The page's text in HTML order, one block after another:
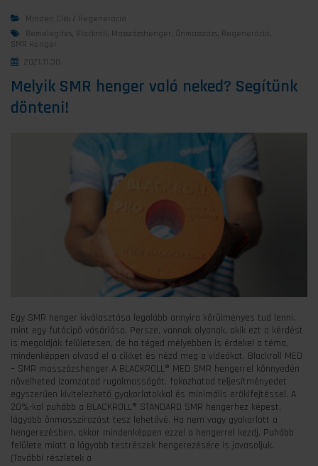
Minden Cikk / Regeneráció
Bemelegítés, Blackroll, Masszázshenger , Önmasszázs, Regeneráció ,
SMR Henger
2021.11.30.
Melyik SMR henger való neked? Segítünk
dönteni!
Egy SMR henger kiválasztása legalább annyira körülményes tud lenni,
mint egy futócipő vásárlása. Persze, vannak olyanok, akik ezt a kérdést
is megoldják felületesen, de ha téged mélyebben is érdekel a téma,
mindenképpen olvasd el a cikket és nézd meg a videókat. Blackroll MED
– SMR masszázshenger A BLACKROLL® MED SMR hengerrel könnyedén
növelheted izomzatod rugalmasságát, fokozhatod teljesítményedet
egyszerűen kivitelezhető gyakorlatokkal és minimális erőkifejtéssel. A
20%-kal puhább a BLACKROLL® STANDARD SMR hengerhez képest,
lágyabb önmasszírozást tesz lehetővé. Ha nem vagy gyakorlott a
hengerezésben, akkor mindenképpen ezzel a hengerrel kezdj. Puhább
felülete miatt a lágyabb testrészek hengerezésére is javasoljuk.
(További részletek a